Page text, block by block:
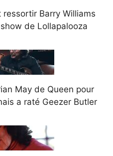
Barry Williams
de Lollapalooza
May de Queen pour
a raté Geezer Butler